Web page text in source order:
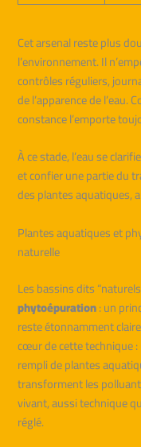
Cet arsenal reste plus
l’environnement. Il
contrôles réguliers,
de l’apparence de
constance l’emporte
À ce stade, l’eau se
et confier une partie du
des plantes aquatiques,
Plantes aquatiques et
naturelle
Les bassins dits
phytoépuration: un
reste étonnamment
cœur de cette technique
rempli de plantes
transforment les
vivant, aussi technique
réglé.